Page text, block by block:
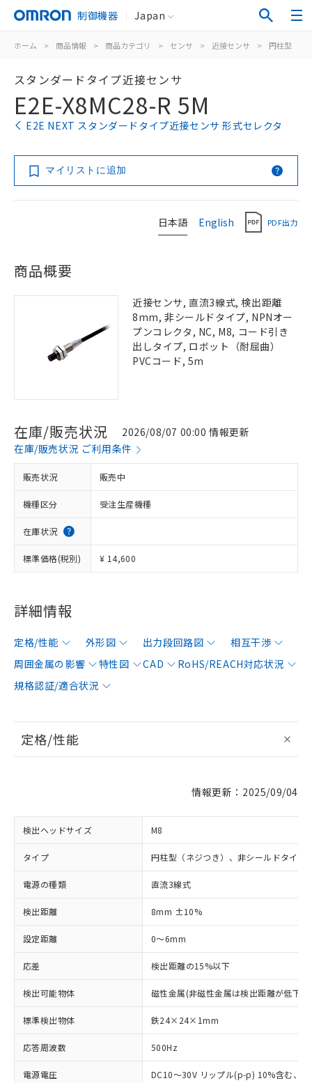
制御機器 Japan
ホーム > 商品情報 > 商品カテゴリ > センサ > 近接センサ > 円柱型
スタンダードタイプ近接センサ
E2E-X8MC28-R 5M
E2E NEXT スタンダードタイプ近接センサ 形式セレクタ
マイリストに追加
日本語 English PDF出力
商品概要
近接センサ, 直流3線式, 検出距離
8mm, 非シールドタイプ, NPNオー
プンコレクタ, NC, M8, コード引き
出しタイプ, ロボット（耐屈曲）
PVCコード, 5m
在庫/販売状況
2026/08/07 00:00 情報更新
在庫/販売状況 ご利用条件
販売状況 販売中
機種区分 受注生産機種
在庫状況
標準価格(税別) ¥ 14,600
詳細情報
定格/性能 外形図 出力段回路図
相互干渉
周囲金属の影響
特性図 CAD
RoHS/REACH対応状況
規格認証/適合状況
定格/性能
情報更新：2025/09/04
検出ヘッドサイズ M8
タイプ 円柱型（ネジつき）、非シールドタイプ
電源の種類 直流3線式
検出距離 8mm ±10%
設定距離 0～6mm
応差 検出距離の15%以下
検出可能物体 磁性金属(非磁性金属は検出距離が低下し
標準検出物体 鉄24×24×1mm
応答周波数 500Hz
電源電圧 DC10～30V リップル(p-p) 10%含む、